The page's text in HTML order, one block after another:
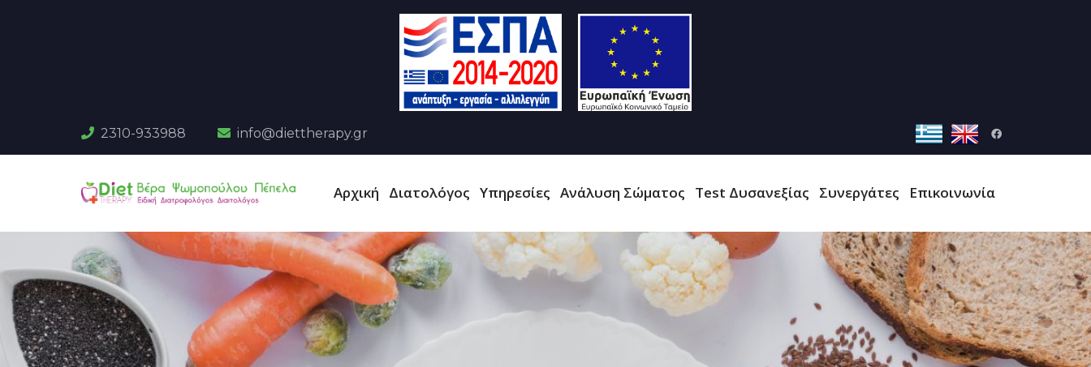
2310-933988 info@diettherapy.gr
Αρχική Διατολόγος Υπηρεσίες Ανάλυση Σώματος Test Δυσανεξίας Συνεργάτες Επικοινωνία